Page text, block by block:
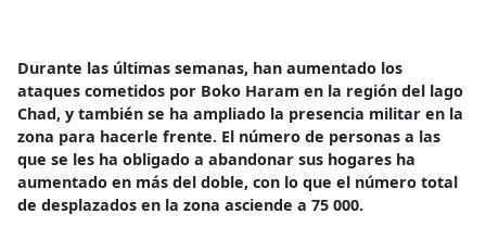
Durante las últimas semanas, han aumentado los
ataques cometidos por Boko Haram en la región del lago
Chad, y también se ha ampliado la presencia militar en la
zona para hacerle frente. El número de personas a las
que se les ha obligado a abandonar sus hogares ha
aumentado en más del doble, con lo que el número total
de desplazados en la zona asciende a 75 000.